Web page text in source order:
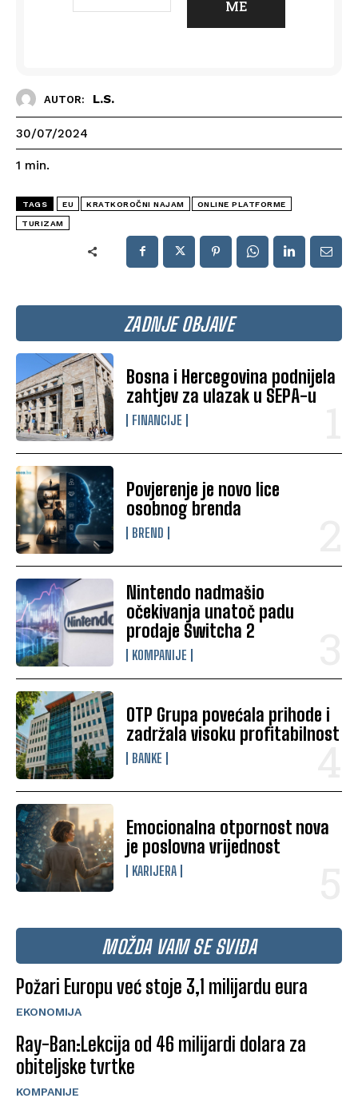
ZADNJE OBJAVE
Bosna i Hercegovina podnijela
zahtjev za ulazak u SEPA-u
FINANCIJE
Povjerenje je novo lice
osobnog brenda
BREND
Nintendo nadmašio
očekivanja unatoč padu
prodaje Switcha 2
KOMPANIJE
OTP Grupa povećala prihode i
zadržala visoku profitabilnost
BANKE
Emocionalna otpornost nova
je poslovna vrijednost
KARIJERA
MOŽDA VAM SE SVIĐA
Požari Europu već stoje 3,1 milijardu eura
EKONOMIJA
Ray-Ban:Lekcija od 46 milijardi dolara za
obiteljske tvrtke
KOMPANIJE
AUTOR: L.S.
30/07/2024
1 min.
TAGS EU KRATKOROČNI NAJAM ONLINE PLATFORME
TURIZAM